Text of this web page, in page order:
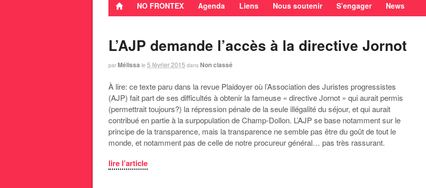
NO FRONTEX Agenda Liens Nous soutenir S’engager News
L’AJP demande l’accès à la directive Jornot
par Mélissa le 5 février 2015 dans Non classé
À lire: ce texte paru dans la revue Plaidoyer où l’Association des Juristes progressistes
(AJP) fait part de ses difficultés à obtenir la fameuse « directive Jornot » qui aurait permis
(permettrait toujours?) la répression pénale de la seule illégalité du séjour, et qui aurait
contribué en partie à la surpopulation de Champ-Dollon. L’AJP se base notamment sur le
principe de la transparence, mais la transparence ne semble pas être du goût de tout le
monde, et notamment pas de celle de notre procureur général… pas très rassurant.
lire l’article